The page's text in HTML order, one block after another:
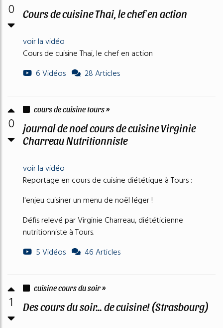
0 Cours de cuisine Thai, le chef en action
voir la vidéo
Cours de cuisine Thai, le chef en action
6 Vidéos
28 Articles
0
cours de cuisine tours »
journal de noel cours de cuisine Virginie
Charreau Nutritionniste
voir la vidéo
Reportage en cours de cuisine diététique à Tours :
l'enjeu cuisiner un menu de noël léger !
Défis relevé par Virginie Charreau, diététicienne
nutritionniste à Tours.
5 Vidéos
46 Articles
1
cuisine cours du soir »
Des cours du soir... de cuisine! (Strasbourg)